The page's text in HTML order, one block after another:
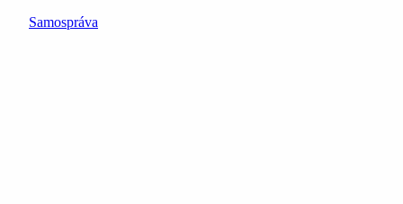
Samospráva